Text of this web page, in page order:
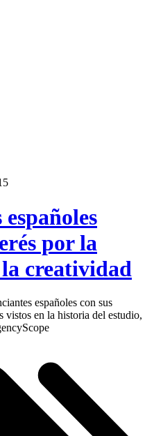
por la
creatividad
españoles con sus
vistos en la historia del estudio,